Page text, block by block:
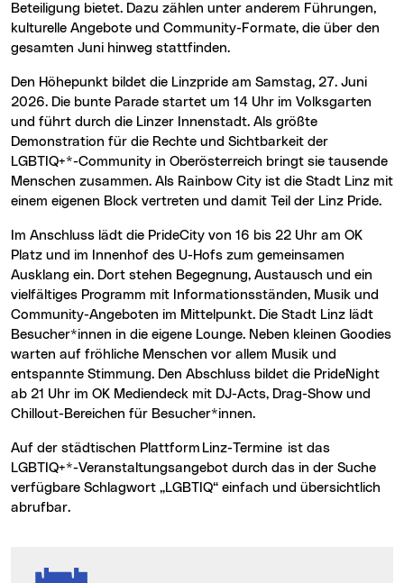
Beteiligung bietet. Dazu zählen unter anderem Führungen,
kulturelle Angebote und Community-Formate, die über den
gesamten Juni hinweg stattfinden.
Den Höhepunkt bildet die Linzpride am Samstag, 27. Juni
2026. Die bunte Parade startet um 14 Uhr im Volksgarten
und führt durch die Linzer Innenstadt. Als größte
Demonstration für die Rechte und Sichtbarkeit der
LGBTIQ+*-Community in Oberösterreich bringt sie tausende
Menschen zusammen. Als Rainbow City ist die Stadt Linz mit
einem eigenen Block vertreten und damit Teil der Linz Pride.
Platz und im Innenhof des U-Hofs zum gemeinsamen
Ausklang ein. Dort stehen Begegnung, Austausch und ein
vielfältiges Programm mit Informationsständen, Musik und
Community-Angeboten im Mittelpunkt. Die Stadt Linz lädt
Besucher*innen in die eigene Lounge. Neben kleinen Goodies
warten auf fröhliche Menschen vor allem Musik und
entspannte Stimmung. Den Abschluss bildet die PrideNight
ab 21 Uhr im OK Mediendeck mit DJ-Acts, Drag-Show und
Chillout-Bereichen für Besucher*innen.
Auf der städtischen Plattform Linz-Termine ist das
LGBTIQ+*-Veranstaltungsangebot durch das in der Suche
verfügbare Schlagwort „LGBTIQ“ einfach und übersichtlich
abrufbar.